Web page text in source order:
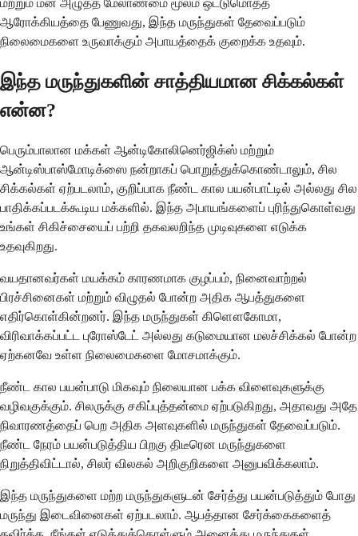
மற்றும் மன அழுத்த மேலாண்மை மூலம் ஒட்டுமொத்த
ஆரோக்கியத்தை பேணுவது, இந்த மருந்துகள் தேவைப்படும்
நிலைமைகளை உருவாக்கும் அபாயத்தைக் குறைக்க உதவும்.
இந்த மருந்துகளின் சாத்தியமான சிக்கல்கள்
என்ன?
பெரும்பாலான மக்கள் ஆன்டிகோலினெர்ஜிக்ஸ் மற்றும்
ஆன்டிஸ்பாஸ்மோடிக்ஸை நன்றாகப் பொறுத்துக்கொண்டாலும், சில
சிக்கல்கள் ஏற்படலாம், குறிப்பாக நீண்ட கால பயன்பாட்டில் அல்லது சில
பாதிக்கப்படக்கூடிய மக்களில். இந்த அபாயங்களைப் புரிந்துகொள்வது
உங்கள் சிகிச்சையைப் பற்றி தகவலறிந்த முடிவுகளை எடுக்க
உதவுகிறது.
வயதானவர்கள் மயக்கம் காரணமாக குழப்பம், நினைவாற்றல்
பிரச்சினைகள் மற்றும் விழுதல் போன்ற அதிக ஆபத்துகளை
எதிர்கொள்கின்றனர். இந்த மருந்துகள் கிளௌகோமா,
விரிவாக்கப்பட்ட புரோஸ்டேட் அல்லது கடுமையான மலச்சிக்கல் போன்ற
ஏற்கனவே உள்ள நிலைமைகளை மோசமாக்கும்.
நீண்ட கால பயன்பாடு மிகவும் நிலையான பக்க விளைவுகளுக்கு
வழிவகுக்கும். சிலருக்கு சகிப்புத்தன்மை ஏற்படுகிறது, அதாவது அதே
நிவாரணத்தைப் பெற அதிக அளவுகளில் மருந்துகள் தேவைப்படும்.
நீண்ட நேரம் பயன்படுத்திய பிறகு திடீரென மருந்துகளை
நிறுத்திவிட்டால், சிலர் விலகல் அறிகுறிகளை அனுபவிக்கலாம்.
இந்த மருந்துகளை மற்ற மருந்துகளுடன் சேர்த்து பயன்படுத்தும் போது
மருந்து இடைவினைகள் ஏற்படலாம். ஆபத்தான சேர்க்கைகளைத்